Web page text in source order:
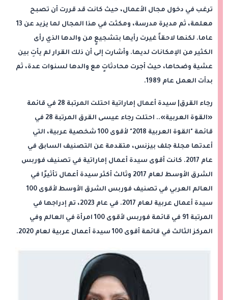
ترغب في دخول مجال الأعمال، حيث كانت قد قررت أن تصبح
معلمة، ثم مديرة مدرسة، ومكثت في هذا المجال لما يزيد عن 13
عاما. لكنها لاحقاً غيرت رأيها بتشجيعٍ من والدها الذي رأى
الكثير من الإمكانات لديها. وأشارت إلى أن ذلك القرار لم يأتِ بين
عشية وضحاها، حيث أجرت محادثاتٍ مع والدها لسنوات عدة، ثم
بدأت العمل عام 1989.
رجاء القرق| سيدة أعمال إماراتية احتلت المرتبة 28 في قائمة
«القوة العربية».. احتلت رجاء عيسى القرق المرتبة 28 في
قائمة "القوة العربية 2018" لأقوى 100 شخصية عربية، التي
أعدتها مجلة جلف بيزنس، متقدمة عن التصنيف السابق في
عام 2017. كانت أقوى سيدة أعمال إماراتية في تصنيف فوربس
الشرق الأوسط لعام 2017 وثالث أكثر سيدة أعمال تأثيرًا في
العالم العربي في تصنيف فوربس الشرق الأوسط لأقوى 100
سيدة أعمال عربية لعام 2017. في عام 2023، تم إدراجها في
المرتبة 91 في قائمة فوربس لأقوى 100 امرأة في العالم وفي
المركز الثالث في قائمة أقوى 100 سيدة أعمال عربية لعام 2020.